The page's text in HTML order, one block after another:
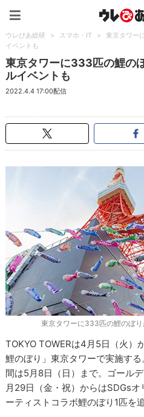
ウレぴあ総研 > スマホ・IT >
東京タワー
イベントも
東京タワーに333匹の鯉の
ルイベントも
2022.4.4 17:00配信
東京タワーに333匹の鯉のぼり
TOKYO TOWERは4月5日（火
鯉のぼり」東京タワーで実施す
間は5月8日（日）まで。ゴール
月29日（金・祝）からはSDGs
ーティストコラボ鯉のぼり1匹を